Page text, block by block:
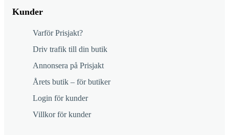
Kunder
Varför Prisjakt?
Driv trafik till din butik
Annonsera på Prisjakt
Årets butik – för butiker
Login för kunder
Villkor för kunder